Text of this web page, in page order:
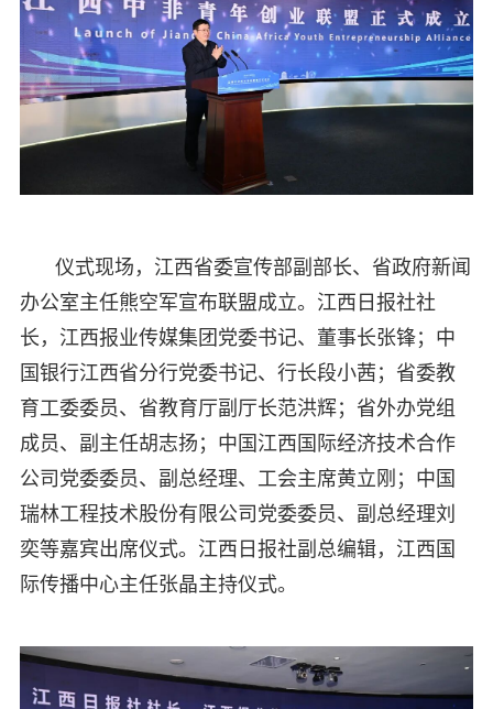
仪式现场，江西省委宣传部副部长、省政府新闻
办公室主任熊空军宣布联盟成立。江西日报社社
长，江西报业传媒集团党委书记、董事长张锋；中
国银行江西省分行党委书记、行长段小茜；省委教
育工委委员、省教育厅副厅长范洪辉；省外办党组
成员、副主任胡志扬；中国江西国际经济技术合作
公司党委委员、副总经理、工会主席黄立刚；中国
瑞林工程技术股份有限公司党委委员、副总经理刘
奕等嘉宾出席仪式。江西日报社副总编辑，江西国
际传播中心主任张晶主持仪式。